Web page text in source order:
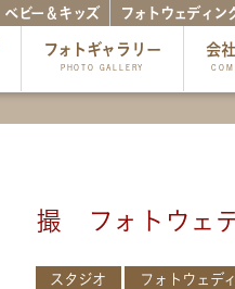
ベビー＆キッズ フォトウェディン
フォトギャラリー
PHOTO GALLERY
会
撮 フォトウェ
スタジオ フォトウェデ